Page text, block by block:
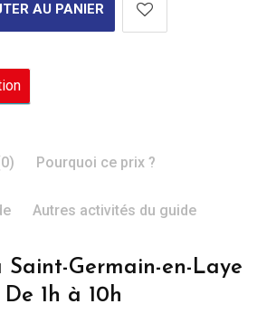
AU PANIER
Pourquoi ce prix ?
Autres activités du guide
Saint-Germain-en-Laye
De 1h à 10h